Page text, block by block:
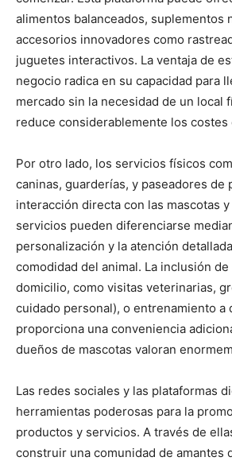
alimentos balanceados, suplementos
accesorios innovadores como
juguetes interactivos. La ventaja de
negocio radica en su capacidad para
mercado sin la necesidad de un local
reduce considerablemente los costes
Por otro lado, los servicios físicos
caninas, guarderías, y paseadores de
interacción directa con las mascotas
servicios pueden diferenciarse
personalización y la atención
comodidad del animal. La inclusión
domicilio, como visitas veterinarias,
cuidado personal), o entrenamiento a
proporciona una conveniencia
dueños de mascotas valoran
Las redes sociales y las plataformas
herramientas poderosas para la
productos y servicios. A través de
construir una comunidad de amantes